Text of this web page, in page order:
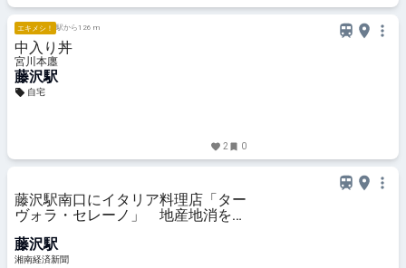
エキメシ！ 駅から126 m
中入り丼
宮川本廛
藤沢駅
自宅
2 0
藤沢駅南口にイタリア料理店「ター
ヴォラ・セレーノ」 地産地消をテ
藤沢駅
湘南経済新聞